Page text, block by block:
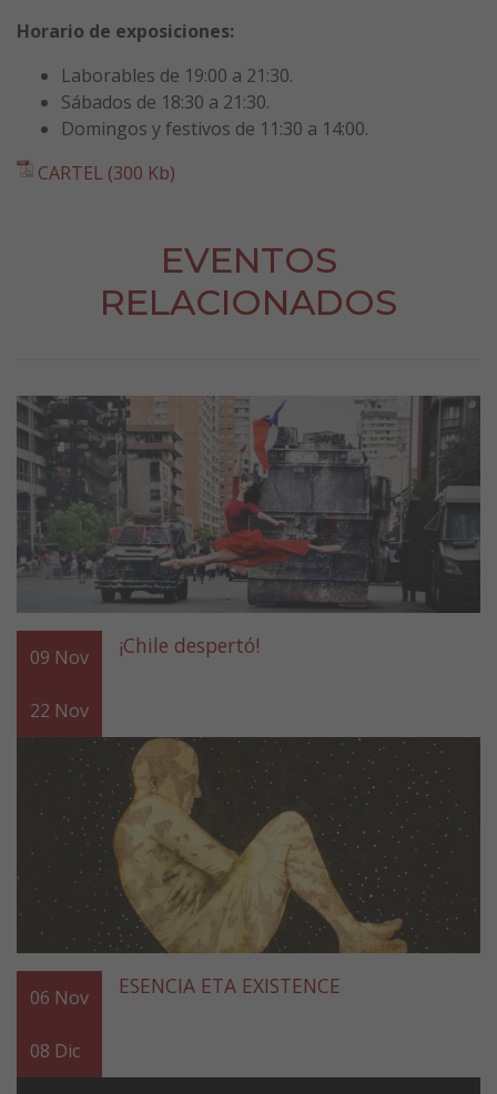
Horario de exposiciones:
Laborables de 19:00 a 21:30.
Sábados de 18:30 a 21:30.
Domingos y festivos de 11:30 a 14:00.
CARTEL (300 Kb)
EVENTOS
RELACIONADOS
09 Nov
22 Nov
¡Chile despertó!
06 Nov
08 Dic
ESENCIA ETA EXISTENCE